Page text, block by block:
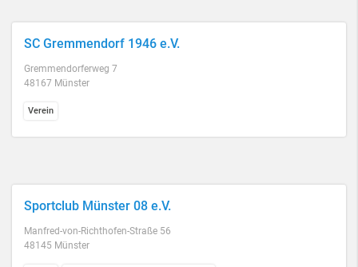
SC Gremmendorf 1946 e.V.
Gremmendorferweg 7
48167 Münster
Verein
Sportclub Münster 08 e.V.
Manfred-von-Richthofen-Straße 56
48145 Münster